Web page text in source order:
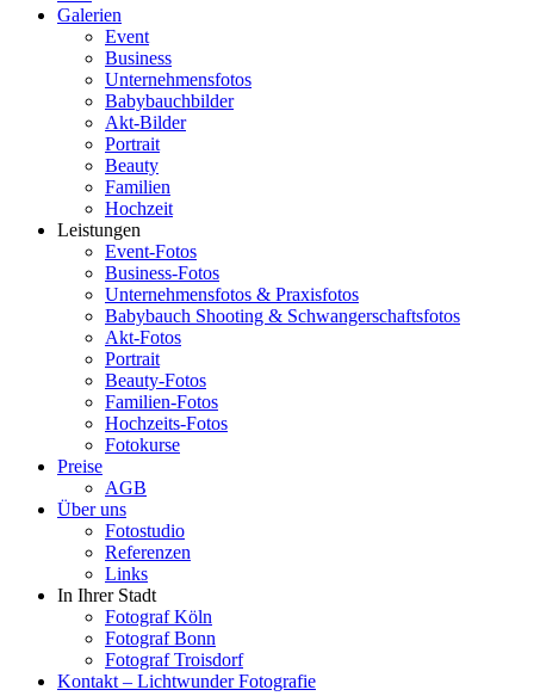
Galerien
Event
Business
Unternehmensfotos
Babybauchbilder
Akt-Bilder
Portrait
Beauty
Familien
Hochzeit
Leistungen
Event-Fotos
Business-Fotos
Unternehmensfotos & Praxisfotos
Babybauch Shooting & Schwangerschaftsfotos
Akt-Fotos
Portrait
Beauty-Fotos
Familien-Fotos
Hochzeits-Fotos
Fotokurse
Preise
AGB
Über uns
Fotostudio
Referenzen
Links
In Ihrer Stadt
Fotograf Köln
Fotograf Bonn
Fotograf Troisdorf
Kontakt – Lichtwunder Fotografie